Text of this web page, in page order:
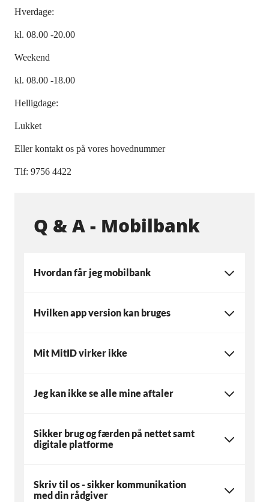
Hverdage:
kl. 08.00 -20.00
Weekend
kl. 08.00 -18.00
Helligdage:
Lukket
Eller kontakt os på vores hovednummer
Tlf: 9756 4422
Q & A - Mobilbank
Hvordan får jeg mobilbank
Hvilken app version kan bruges
Mit MitID virker ikke
Jeg kan ikke se alle mine aftaler
Sikker brug og færden på nettet samt
digitale platforme
Skriv til os - sikker kommunikation
med din rådgiver